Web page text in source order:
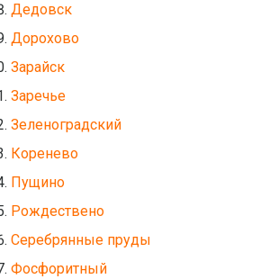
Дедовск
Дорохово
Зарайск
Заречье
Зеленоградский
Коренево
Пущино
Рождествено
Серебрянные пруды
Фосфоритный